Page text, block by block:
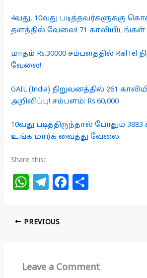
4வது, 10வது படித்தவர்களுக்கு
தளத்தில் வேலை! 71 காலியிடங்கள்
மாதம் Rs.30000 சம்பளத்தில் RailTel
வேலை!
GAIL (India) நிறுவனத்தில் 261
அறிவிப்பு! சம்பளம்: Rs.60,000
10வது படித்திருந்தால் போதும்
உங்க மார்க் வைத்து வேலை
Share this:
W
at
s
p
T
e
g
m
F
o
PREVIOUS
Leave a Comment